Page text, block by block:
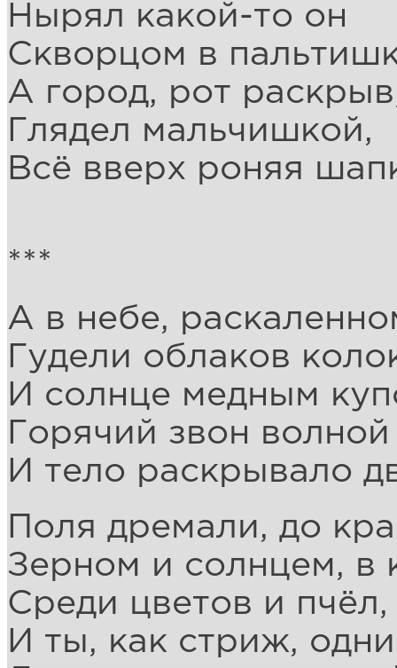
Нырял какой-то он
Скворцом в
А город, рот
Глядел мальчишкой,
Всё вверх роняя
***
А в небе,
Гудели облаков
И солнце медным
Горячий звон
И тело раскрывало
Поля дремали, до
Зерном и солнцем, в
Среди цветов и
И ты, как стриж,